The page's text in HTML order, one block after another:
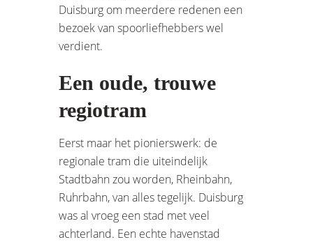
Duisburg om meerdere redenen een
bezoek van spoorliefhebbers wel
verdient.
Een oude, trouwe
regiotram
Eerst maar het pionierswerk: de
regionale tram die uiteindelijk
Stadtbahn zou worden, Rheinbahn,
Ruhrbahn, van alles tegelijk. Duisburg
was al vroeg een stad met veel
achterland. Een echte havenstad